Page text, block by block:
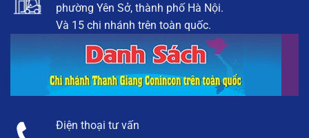
phường Yên Sở, thành phố Hà Nội.
Và 15 chi nhánh trên toàn quốc.
Điện thoại tư vấn